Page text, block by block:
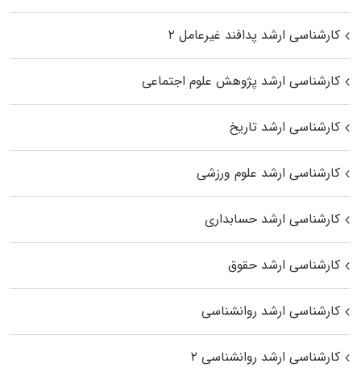
کارشناسی ارشد پدافند غیرعامل ۲
کارشناسی ارشد پژوهش علوم اجتماعی
کارشناسی ارشد تاریخ
کارشناسی ارشد علوم ورزشی
کارشناسی ارشد حسابداری
کارشناسی ارشد حقوق
کارشناسی ارشد روانشناسی
کارشناسی ارشد روانشناسی ۲